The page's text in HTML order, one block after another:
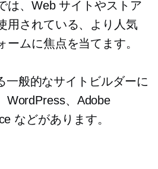
は、Web サイトやストア
用されている、より人気
ームに焦点を当てます。
一般的なサイトビルダーに
WordPress、Adobe
などがあります。